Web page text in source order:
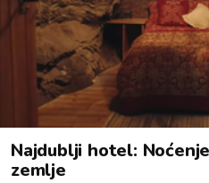
Najdublji hotel:
zemlje